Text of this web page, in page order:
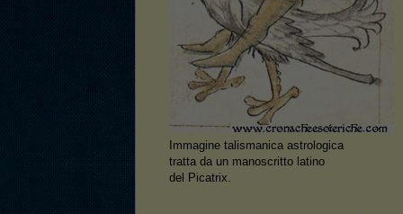
Immagine talismanica astrologica
tratta da un manoscritto latino
del Picatrix.